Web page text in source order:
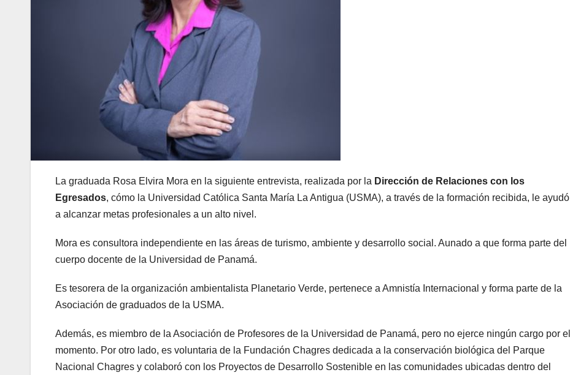
La graduada Rosa Elvira Mora en la siguiente entrevista, realizada por la Dirección de Relaciones con los
Egresados, cómo la Universidad Católica Santa María La Antigua (USMA), a través de la formación recibida, le ayudó
a alcanzar metas profesionales a un alto nivel.
Mora es consultora independiente en las áreas de turismo, ambiente y desarrollo social. Aunado a que forma parte del
cuerpo docente de la Universidad de Panamá.
Es tesorera de la organización ambientalista Planetario Verde, pertenece a Amnistía Internacional y forma parte de la
Asociación de graduados de la USMA.
Además, es miembro de la Asociación de Profesores de la Universidad de Panamá, pero no ejerce ningún cargo por el
momento. Por otro lado, es voluntaria de la Fundación Chagres dedicada a la conservación biológica del Parque
Nacional Chagres y colaboró con los Proyectos de Desarrollo Sostenible en las comunidades ubicadas dentro del